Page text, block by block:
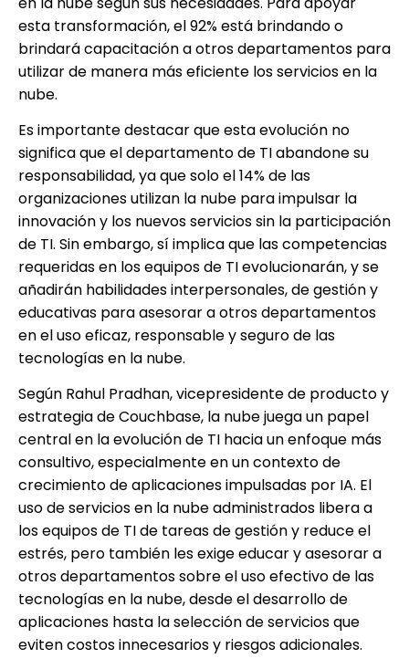
esta transformación, el 92% está brindando o
brindará capacitación a otros departamentos para
utilizar de manera más eficiente los servicios en la
nube.
Es importante destacar que esta evolución no
significa que el departamento de TI abandone su
responsabilidad, ya que solo el 14% de las
organizaciones utilizan la nube para impulsar la
innovación y los nuevos servicios sin la participación
de TI. Sin embargo, sí implica que las competencias
requeridas en los equipos de TI evolucionarán, y se
añadirán habilidades interpersonales, de gestión y
educativas para asesorar a otros departamentos
en el uso eficaz, responsable y seguro de las
tecnologías en la nube.
Según Rahul Pradhan, vicepresidente de producto y
estrategia de Couchbase, la nube juega un papel
central en la evolución de TI hacia un enfoque más
consultivo, especialmente en un contexto de
crecimiento de aplicaciones impulsadas por IA. El
uso de servicios en la nube administrados libera a
los equipos de TI de tareas de gestión y reduce el
estrés, pero también les exige educar y asesorar a
otros departamentos sobre el uso efectivo de las
tecnologías en la nube, desde el desarrollo de
aplicaciones hasta la selección de servicios que
eviten costos innecesarios y riesgos adicionales.